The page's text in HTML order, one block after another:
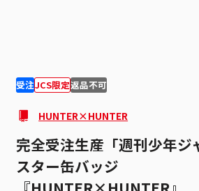
受注JCS限定返品不可
HUNTER×HUNTER
完全受注生産「週刊少年ジ
スター缶バッジ